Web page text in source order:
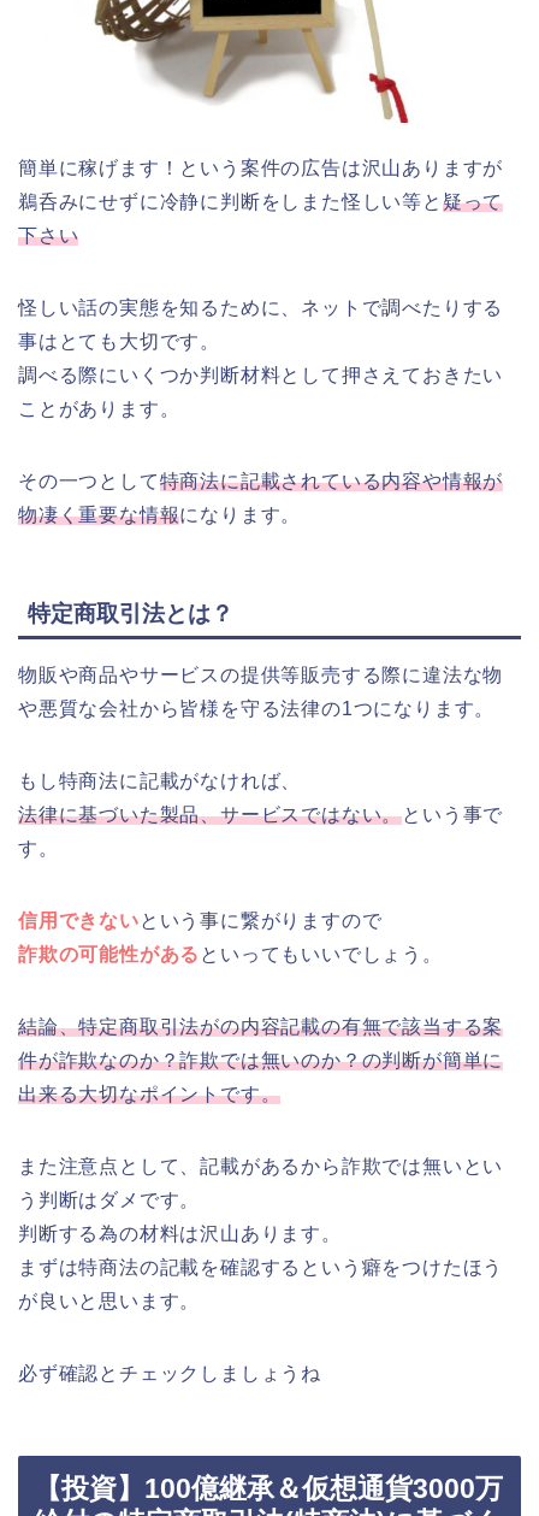
簡単に稼げます！という案件の広告は沢山ありますが
鵜呑みにせずに冷静に判断をしまた怪しい等と 疑って
下さい
怪しい話の実態を知るために、ネットで調べたりする
事はとても大切です。
調べる際にいくつか判断材料として押さえておきたい
ことがあります。
その一つとして特商法に記載されている内容や情報が
物凄く重要な情報になります。
特定商取引法とは？
物販や商品やサービスの提供等販売する際に違法な物
や悪質な会社から皆様を守る法律の1つになります。
もし特商法に記載がなければ、
法律に基づいた製品、サービスではない。という事で
す。
信用できないという事に繋がりますので
詐欺の可能性がある といってもいいでしょう。
結論、特定商取引法がの内容記載の有無で該当する案
件が詐欺なのか？詐欺では無いのか？の判断が簡単に
出来る大切なポイントです。
また注意点として、記載があるから詐欺では無いとい
う判断はダメです。
判断する為の材料は沢山あります。
まずは特商法の記載を確認するという癖をつけたほう
が良いと思います。
必ず確認とチェックしましょうね
【投資】100億継承＆仮想通貨3000万